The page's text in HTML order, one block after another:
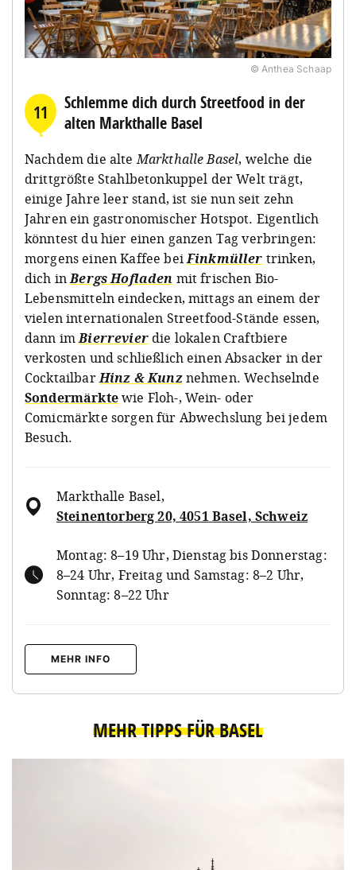
© Anthea Schaap
11
Schlemme dich durch Streetfood in der
alten Markthalle Basel
Nachdem die alteMarkthalle Basel, welche die
drittgrößte Stahlbetonkuppel der Welt trägt,
einige Jahre leer stand, ist sie nun seit zehn
Jahren ein gastronomischer Hotspot. Eigentlich
könntest du hier einen ganzen Tag verbringen:
morgens einen Kaffee beiFinkmüller trinken,
dich inBergs Hofladen mit frischen Bio-
Lebensmitteln eindecken, mittags an einem der
vielen internationalen Streetfood-Stände essen,
dann imBierrevierdie lokalen Craftbiere
verkosten und schließlich einen Absacker in der
CocktailbarHinz & Kunznehmen. Wechselnde
Sondermärktewie Floh-, Wein- oder
Comicmärkte sorgen für Abwechslung bei jedem
Besuch.
Markthalle Basel,
Steinentorberg 20, 4051 Basel, Schweiz
Montag: 8–19 Uhr, Dienstag bis Donnerstag:
8–24 Uhr, Freitag und Samstag: 8–2 Uhr,
Sonntag: 8–22 Uhr
MEHR INFO
MEHR TIPPS FÜR BASEL